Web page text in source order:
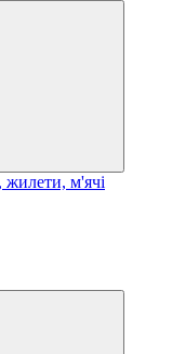
м'ячі